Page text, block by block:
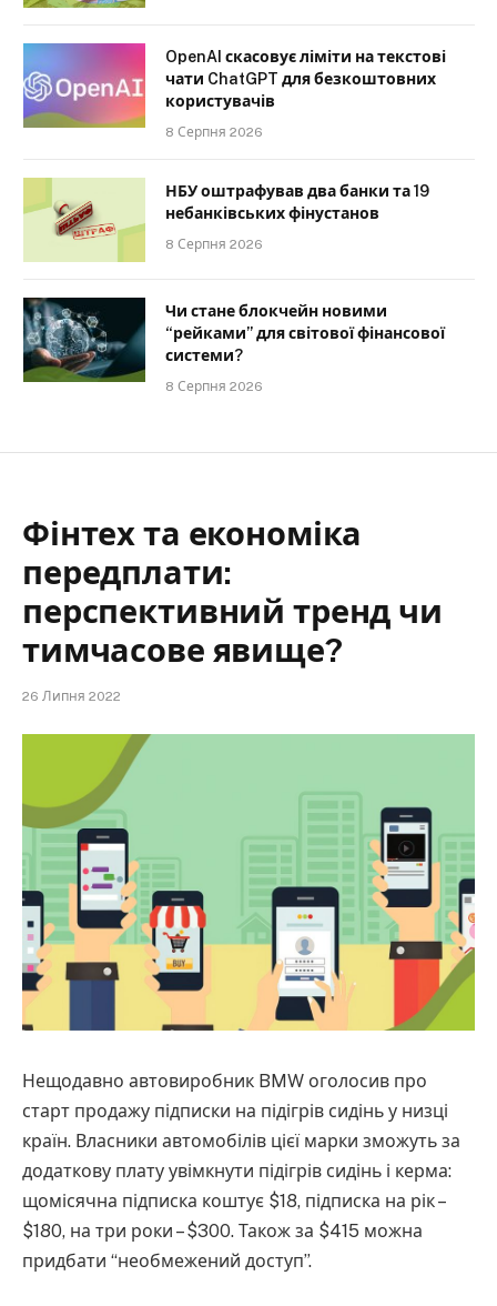
OpenAI скасовує ліміти на текстові
чати ChatGPT для безкоштовних
користувачів
8 Серпня 2026
НБУ оштрафував два банки та 19
небанківських фінустанов
8 Серпня 2026
Чи стане блокчейн новими
“рейками” для світової фінансової
системи?
8 Серпня 2026
Фінтех та економіка
передплати:
перспективний тренд чи
тимчасове явище?
26 Липня 2022
Нещодавно автовиробник BMW оголосив про
старт продажу підписки на підігрів сидінь у низці
країн. Власники автомобілів цієї марки зможуть за
додаткову плату увімкнути підігрів сидінь і керма:
щомісячна підписка коштує $18, підписка на рік –
$180, на три роки – $300. Також за $415 можна
придбати “необмежений доступ”.